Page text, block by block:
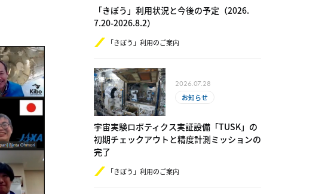
「きぼう」利用状況と今後の予定（2​0​26.​
7.20-​2​0​26.8.2）
「きぼう」利用のご案内
2026.07.28
お知らせ
宇宙実験ロボティクス実証設備「TUSK」の
初期チェックアウトと精度計測ミッションの
完了
「きぼう」利用のご案内